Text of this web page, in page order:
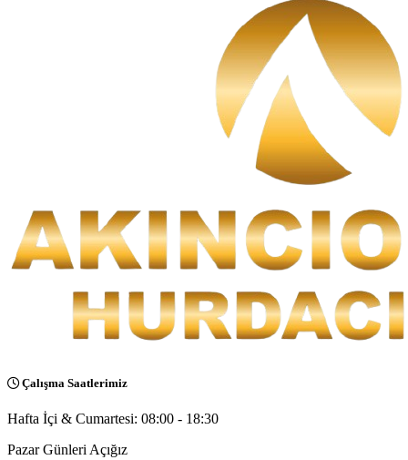
Çalışma Saatlerimiz
Hafta İçi & Cumartesi: 08:00 - 18:30
Pazar Günleri Açığız